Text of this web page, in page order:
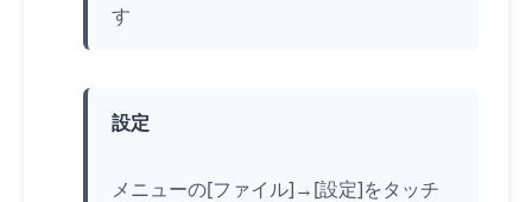
す
設定
メニューの[ファイル]→[設定]をタッチ